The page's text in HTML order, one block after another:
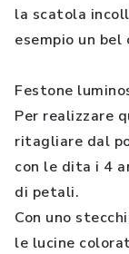
la scatola
esempio un bel
Festone
Per realizzare
ritagliare dal
con le dita i 4
di petali.
Con uno
le lucine